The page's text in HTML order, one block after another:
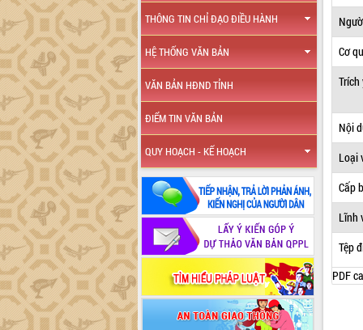
THÔNG TIN CHỈ ĐẠO ĐIỀU HÀNH
HỆ THỐNG VĂN BẢN
VĂN BẢN HĐND TỈNH
ĐIỂM TIN VĂN BẢN
QUY HOẠCH - KẾ HOẠCH
Cơ
Trích
Nội
Loại
Cấp
Lĩnh
Tệp
PDF